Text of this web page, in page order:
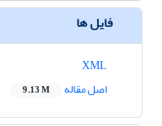
فایل ها
اصل مقاله
9.13 M